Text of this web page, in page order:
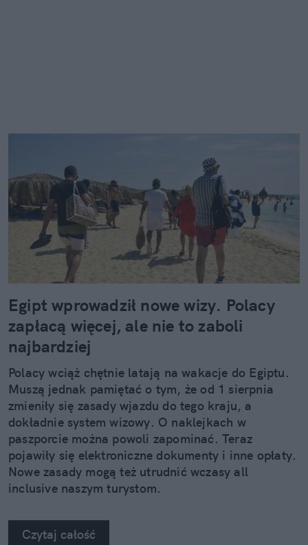
Egipt wprowadził nowe wizy. Polacy
zapłacą więcej, ale nie to zaboli
najbardziej
Polacy wciąż chętnie latają na wakacje do Egiptu.
Muszą jednak pamiętać o tym, że od 1 sierpnia
zmieniły się zasady wjazdu do tego kraju, a
dokładnie system wizowy. O naklejkach w
paszporcie można powoli zapominać. Teraz
pojawiły się elektroniczne dokumenty i inne opłaty.
Nowe zasady mogą też utrudnić wczasy all
inclusive naszym turystom.
Czytaj całość